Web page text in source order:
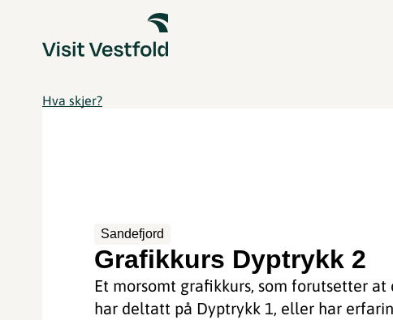
Hva skjer?
Sandefjord
Grafikkurs Dyptrykk 2
Et morsomt grafikkurs, som forutsetter at
har deltatt på Dyptrykk 1, eller har